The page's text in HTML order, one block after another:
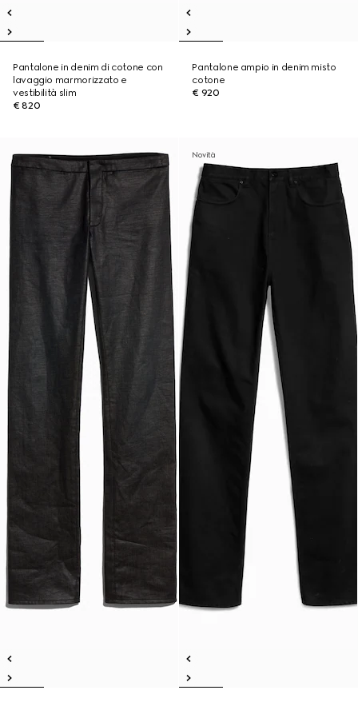
Pantalone in denim di cotone con
lavaggio marmorizzato e
vestibilità slim
€ 820
Pantalone ampio in denim misto
cotone
€ 920
Novità